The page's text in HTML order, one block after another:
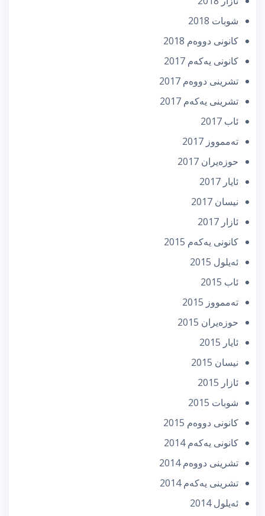
شوبات 2018
كانونی دووه‌م 2018
كانونی یه‌كه‌م 2017
تشرینی دووه‌م 2017
تشرینی یه‌كه‌م 2017
ئاب 2017
تەممووز 2017
حوزه‌یران 2017
ئایار 2017
نیسان 2017
ئازار 2017
كانونی یه‌كه‌م 2015
ئه‌یلول 2015
ئاب 2015
تەممووز 2015
حوزه‌یران 2015
ئایار 2015
نیسان 2015
ئازار 2015
شوبات 2015
كانونی دووه‌م 2015
كانونی یه‌كه‌م 2014
تشرینی دووه‌م 2014
تشرینی یه‌كه‌م 2014
ئه‌یلول 2014